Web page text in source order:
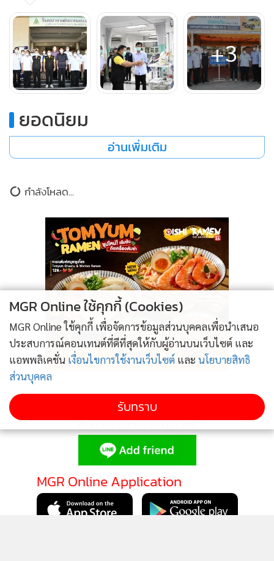
+3
ยอดนิยม
อ่านเพิ่มเติม
ข่าวในหมวดล่าสุด
บำรุงราษฎร์ชู Complete Heart Failure Care เปิดเส้น
ทางช่วยชีวิตผู้ป่วยหัวใจล้มเหลว จาก ECMO–Impella ถึง
ปลูกถ่ายหัวใจ
2
3
รพ.กรุงเทพ สำนักงานใหญ่ มุ่งสู่ Medical Robot Hub
ระดับเอเชียแปซิฟิก พิธีลงนาม MOU กับบริษัทดีไวซ์
เทคโนโลยี่ส์ (ไทย) จำกัด ยกระดับองค์ความรู้ พัฒนา
ศัลยแพทย์ และมาตรฐานการรักษา
รพ.กรุงเทพอินเตอร์เนชั่นแนล รุกขยายฐานลูกค้าต่าง
ชาติ Expat โตกว่า 20% ตอกย้ำการเป็นผู้นำรพ.เฉพาะ
ทางเพื่อกระดูกและสมองระดับเอเชียแปซิฟิก เป็นปีที่ 4
ข่าวอื่นในหมวด
MGR Online ใช้คุกกี้ (Cookies)
MGR Online ใช้คุกกี้ เพื่อจัดการข้อมูลส่วนบุคคลเพื่อนำเสนอ
ประสบการณ์คอนเทนต์ที่ดีที่สุดให้กับผู้อ่านบนเว็บไซต์ และ
แอพพลิเคชั่น เงื่อนไขการใช้งานเว็บไซต์ และ นโยบายสิทธิ
ส่วนบุคคล
รับทราบ